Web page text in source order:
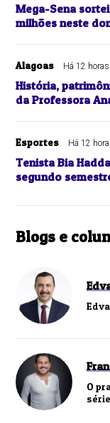
Mega-Sena
milhões neste
Alagoas Há 12 horas
História,
da Professora
Esportes Há 12
Tenista Bia
segundo
Blogs e
O